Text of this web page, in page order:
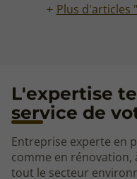
Plus d'articles
L'expertise
service de
Entreprise experte en
comme en rénovation,
tout le secteur